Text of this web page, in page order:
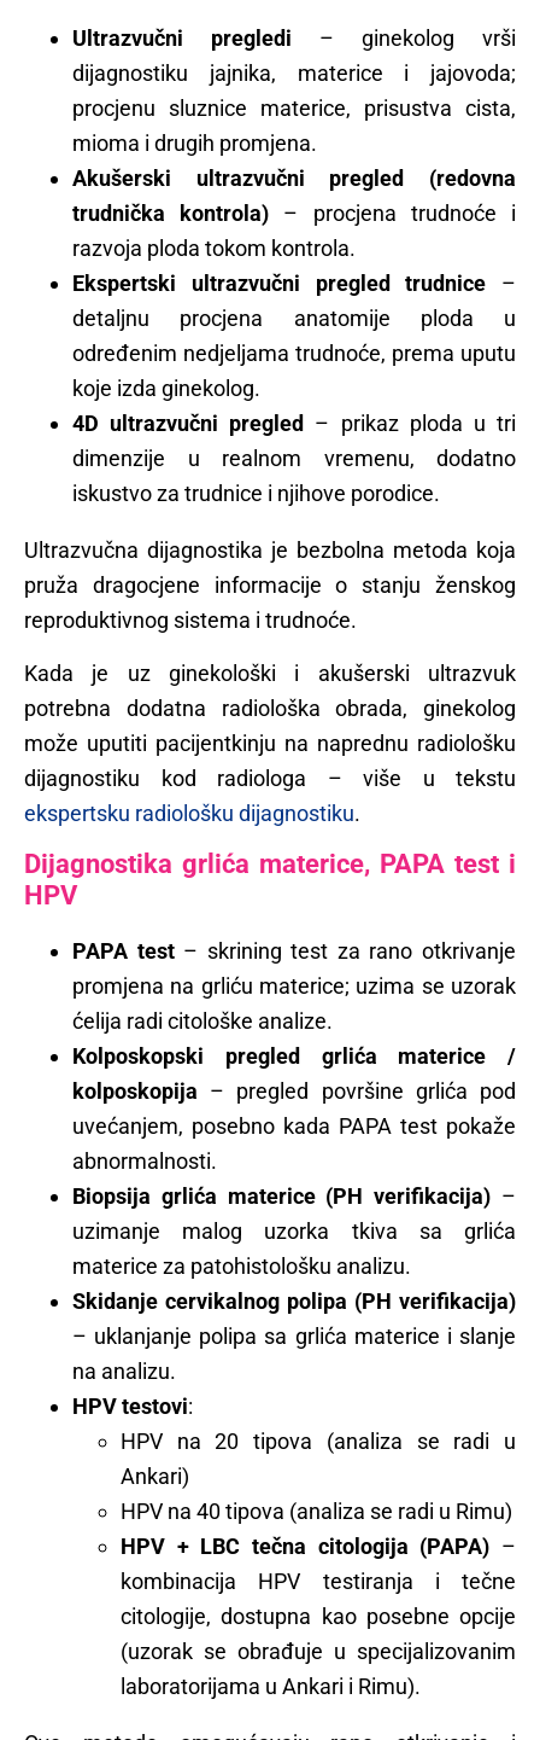
Ultrazvučni pregledi – ginekolog vrši
dijagnostiku jajnika, materice i jajovoda;
procjenu sluznice materice, prisustva cista,
mioma i drugih promjena.
Akušerski ultrazvučni pregled (redovna
trudnička kontrola) – procjena trudnoće i
razvoja ploda tokom kontrola.
Ekspertski ultrazvučni pregled trudnice –
detaljnu procjena anatomije ploda u
određenim nedjeljama trudnoće, prema uputu
koje izda ginekolog.
4D ultrazvučni pregled
– prikaz ploda u tri
dimenzije u realnom vremenu, dodatno
iskustvo za trudnice i njihove porodice.
Ultrazvučna dijagnostika je bezbolna metoda koja
pruža dragocjene informacije o stanju ženskog
reproduktivnog sistema i trudnoće.
Kada je uz ginekološki i akušerski ultrazvuk
potrebna dodatna radiološka obrada, ginekolog
može uputiti pacijentkinju na naprednu radiološku
dijagnostiku kod radiologa – više u tekstu
ekspertsku radiološku dijagnostiku.
Dijagnostika grlića materice, PAPA test i
HPV
PAPA test– skrining test za rano otkrivanje
promjena na grliću materice; uzima se uzorak
ćelija radi citološke analize.
Kolposkopski pregled grlića materice /
kolposkopija – pregled površine grlića pod
uvećanjem, posebno kada PAPA test pokaže
abnormalnosti.
Biopsija grlića materice (PH verifikacija) –
uzimanje malog uzorka tkiva sa grlića
materice za patohistološku analizu.
Skidanje cervikalnog polipa (PH verifikacija)
– uklanjanje polipa sa grlića materice i slanje
na analizu.
HPV testovi:
HPV na 20 tipova (analiza se radi u
Ankari)
HPV na 40 tipova (analiza se radi u Rimu)
HPV + LBC tečna citologija (PAPA) –
kombinacija HPV testiranja i tečne
citologije, dostupna kao posebne opcije
(uzorak se obrađuje u specijalizovanim
laboratorijama u Ankari i Rimu).